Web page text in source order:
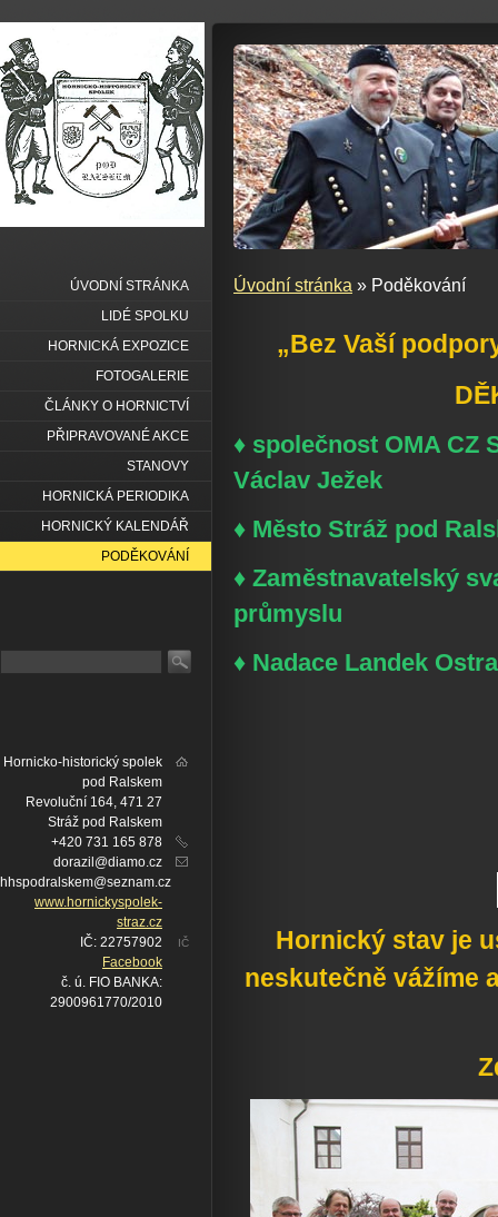
Úvodní stránka » Poděkování
„Bez Vaší
♦ společnost OMA CZ
Václav Ježek
♦ Město Stráž pod
♦ Zaměstnavatelský
průmyslu
♦ Nadace Landek
Hornický stav je
neskutečně vážíme
ÚVODNÍ STRÁNKA
LIDÉ SPOLKU
HORNICKÁ EXPOZICE
FOTOGALERIE
ČLÁNKY O HORNICTVÍ
PŘIPRAVOVANÉ AKCE
STANOVY
HORNICKÁ PERIODIKA
HORNICKÝ KALENDÁŘ
PODĚKOVÁNÍ
Hornicko-historický spolek
pod Ralskem
Revoluční 164, 471 27
Stráž pod Ralskem
+420 731 165 878
dorazil@diamo.cz
hhspodralskem@seznam.cz
www.hornickyspolek-
straz.cz
IČ
IČ: 22757902
Facebook
č. ú. FIO BANKA:
2900961770/2010